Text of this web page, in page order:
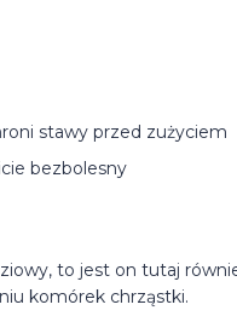
stawy przed zużyciem
bezbolesny
to jest on tutaj
komórek chrząstki.